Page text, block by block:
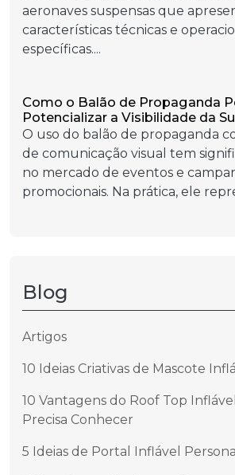
aeronaves suspensas que
características técnicas e
específicas....
Como o Balão de Propaganda
Potencializar a Visibilidade da
O uso do balão de propaganda
de comunicação visual tem
no mercado de eventos e
promocionais. Na prática, ele
Blog
Artigos
10 Ideias Criativas de Mascote
10 Vantagens do Roof Top
Precisa Conhecer
5 Ideias de Portal Inflável